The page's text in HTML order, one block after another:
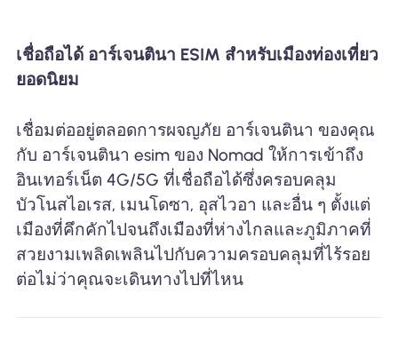
เชื่อถือได้ อาร์เจนตินา ESIM สำหรับเมืองท่องเที่ยว
ยอดนิยม
เชื่อมต่ออยู่ตลอดการผจญภัย อาร์เจนตินา ของคุณ
กับ อาร์เจนตินา esim ของ Nomad ให้การเข้าถึง
อินเทอร์เน็ต 4G/5G ที่เชื่อถือได้ซึ่งครอบคลุม
บัวโนสไอเรส, เมนโดซา, อุสไวอา และอื่น ๆ ตั้งแต่
เมืองที่คึกคักไปจนถึงเมืองที่ห่างไกลและภูมิภาคที่
สวยงามเพลิดเพลินไปกับความครอบคลุมที่ไร้รอย
ต่อไม่ว่าคุณจะเดินทางไปที่ไหน